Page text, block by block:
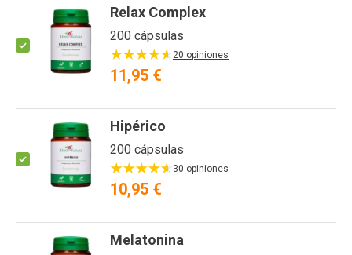
Relax Complex
200 cápsulas
20 opiniones
11,95 €
Hipérico
200 cápsulas
30 opiniones
10,95 €
Melatonina